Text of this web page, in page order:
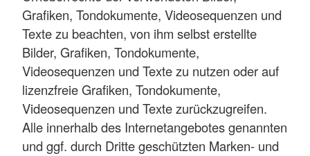
Grafiken, Tondokumente, Videosequenzen und
Texte zu beachten, von ihm selbst erstellte
Bilder, Grafiken, Tondokumente,
Videosequenzen und Texte zu nutzen oder auf
lizenzfreie Grafiken, Tondokumente,
Videosequenzen und Texte zurückzugreifen.
Alle innerhalb des Internetangebotes genannten
und ggf. durch Dritte geschützten Marken- und